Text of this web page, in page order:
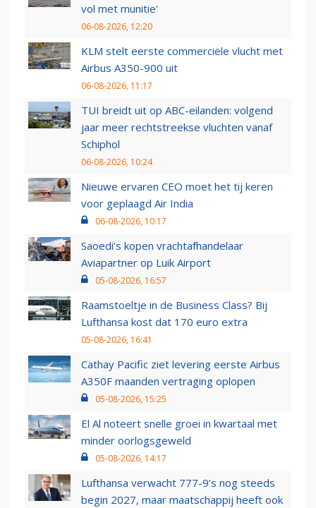
vol met munitie'
06-08-2026, 12:20
KLM stelt eerste commerciële vlucht met
Airbus A350-900 uit
06-08-2026, 11:17
TUI breidt uit op ABC-eilanden: volgend
jaar meer rechtstreekse vluchten vanaf
Schiphol
06-08-2026, 10:24
Nieuwe ervaren CEO moet het tij keren
voor geplaagd Air India
06-08-2026, 10:17
Saoedi’s kopen vrachtafhandelaar
Aviapartner op Luik Airport
05-08-2026, 16:57
Raamstoeltje in de Business Class? Bij
Lufthansa kost dat 170 euro extra
05-08-2026, 16:41
Cathay Pacific ziet levering eerste Airbus
A350F maanden vertraging oplopen
05-08-2026, 15:25
El Al noteert snelle groei in kwartaal met
minder oorlogsgeweld
05-08-2026, 14:17
Lufthansa verwacht 777-9’s nog steeds
begin 2027, maar maatschappij heeft ook